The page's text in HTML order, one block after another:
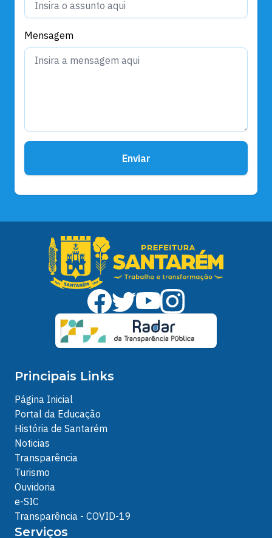
Mensagem
Enviar
Principais Links
Página Inicial
Portal da Educação
História de Santarém
Noticias
Transparência
Turismo
Ouvidoria
e-SIC
Transparência - COVID-19
Serviços